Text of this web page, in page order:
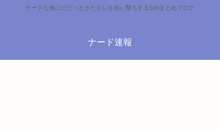
ナードな俺にビビっときたスレを狙い撃ちする5chまとめブログ
ナード速報